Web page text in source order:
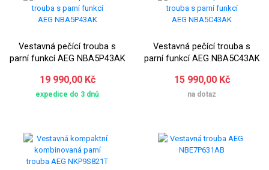
Vestavná pečící trouba s
parní funkcí AEG NBA5P43AK
19 990,00 Kč
expedice do 3 dnů
Vestavná pečící trouba s
parní funkcí AEG NBA5C43AK
15 990,00 Kč
na dotaz